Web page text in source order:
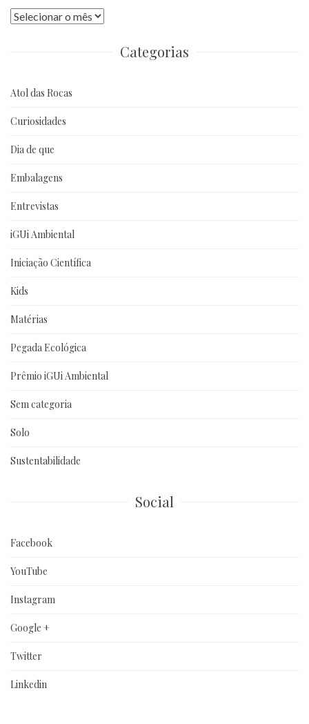
Publicações
Categorias
Atol das Rocas
Curiosidades
Dia de que
Embalagens
Entrevistas
iGUi Ambiental
Iniciação Científica
Kids
Matérias
Pegada Ecológica
Prêmio iGUi Ambiental
Sem categoria
Solo
Sustentabilidade
Social
Facebook
YouTube
Instagram
Google +
Twitter
Linkedin